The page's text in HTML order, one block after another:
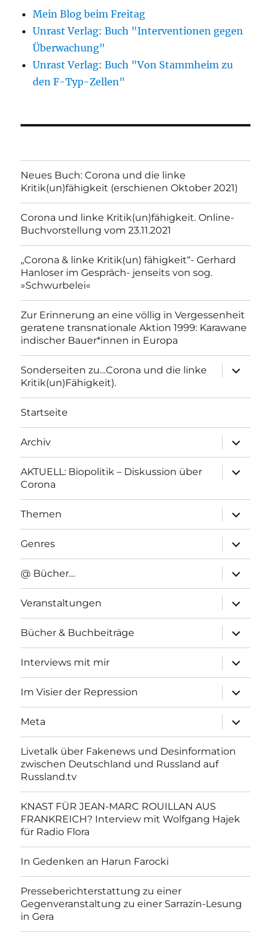
Mein Blog beim Freitag
Unrast Verlag: Buch "Interventionen gegen
Überwachung"
Unrast Verlag: Buch "Von Stammheim zu
den F-Typ-Zellen"
Neues Buch: Corona und die linke
Kritik(un)fähigkeit (erschienen Oktober 2021)
Corona und linke Kritik(un)fähigkeit. Online-
Buchvorstellung vom 23.11.2021
„Corona & linke Kritik(un) fähigkeit“- Gerhard
Hanloser im Gespräch- jenseits von sog.
»Schwurbelei«
Zur Erinnerung an eine völlig in Vergessenheit
geratene transnationale Aktion 1999: Karawane
indischer Bauer*innen in Europa
Sonderseiten zu…Corona und die linke
Kritik(un)Fähigkeit).
anzeigen
Startseite
Archiv
anzeigen
AKTUELL: Biopolitik – Diskussion über
Corona
anzeigen
Themen
anzeigen
Genres
anzeigen
@ Bücher…
anzeigen
Veranstaltungen
anzeigen
Bücher & Buchbeiträge
anzeigen
Interviews mit mir
anzeigen
Im Visier der Repression
anzeigen
Meta
anzeigen
Livetalk über Fakenews und Desinformation
zwischen Deutschland und Russland auf
Russland.tv
KNAST FÜR JEAN-MARC ROUILLAN AUS
FRANKREICH? Interview mit Wolfgang Hajek
für Radio Flora
In Gedenken an Harun Farocki
Presseberichterstattung zu einer
Gegenveranstaltung zu einer Sarrazin-Lesung
in Gera